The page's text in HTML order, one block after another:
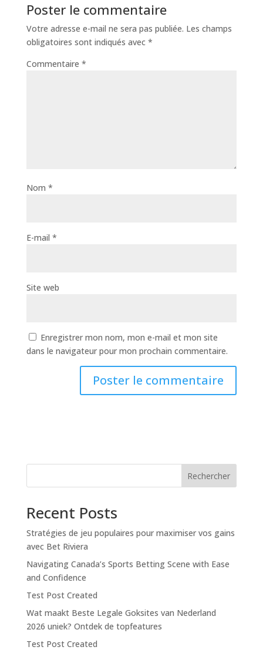
Poster le commentaire
Votre adresse e-mail ne sera pas publiée. Les champs
obligatoires sont indiqués avec *
Commentaire *
Nom *
E-mail *
Site web
Enregistrer mon nom, mon e-mail et mon site
dans le navigateur pour mon prochain commentaire.
Rechercher
Recent Posts
Stratégies de jeu populaires pour maximiser vos gains
avec Bet Riviera
Navigating Canada’s Sports Betting Scene with Ease
and Confidence
Test Post Created
Wat maakt Beste Legale Goksites van Nederland
2026 uniek? Ontdek de topfeatures
Test Post Created